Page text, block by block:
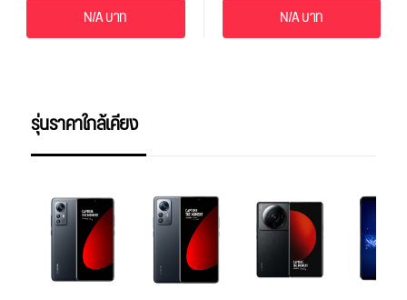
N/A บาท N/A บาท
รุ่นราคาใกล้เคียง